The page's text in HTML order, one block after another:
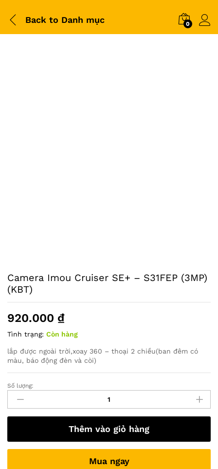
Back to Danh mục 0
Camera Imou Cruiser SE+ – S31FEP (3MP)
(KBT)
920.000 ₫
Tình trạng: Còn hàng
lắp được ngoài trời,xoay 360 – thoại 2 chiều(ban đêm có
màu, báo động đèn và còi)
Camera
Imou
Cruiser
SE+
S31FEP
(3MP)
Số lượng:
Thêm vào giỏ hàng
Mua ngay